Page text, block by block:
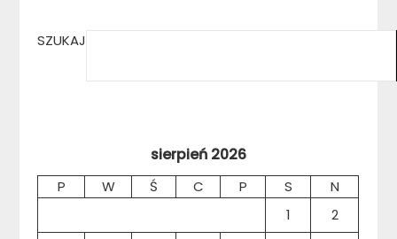
SZUKAJ
sierpień 2026
P W Ś C P S
N
1
2